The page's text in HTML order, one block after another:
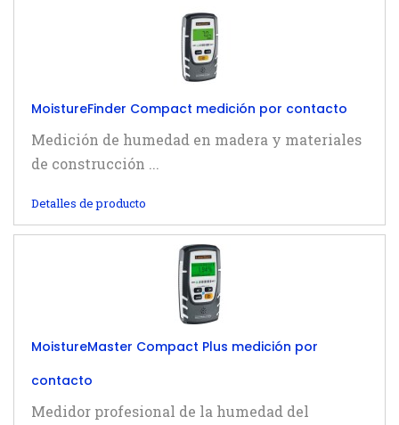
MoistureFinder Compact medición por contacto
Medición de humedad en madera y materiales
de construcción ...
Detalles de producto
MoistureMaster Compact Plus medición por
contacto
Medidor profesional de la humedad del